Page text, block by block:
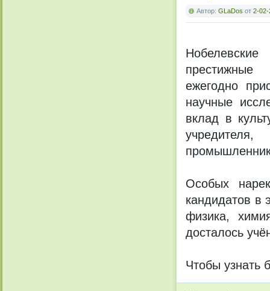
Автор: GLaDos от 2-02-
ежегодно
научные
вклад в
Особых
кандидатов в
физика,
досталось
Чтобы узнать